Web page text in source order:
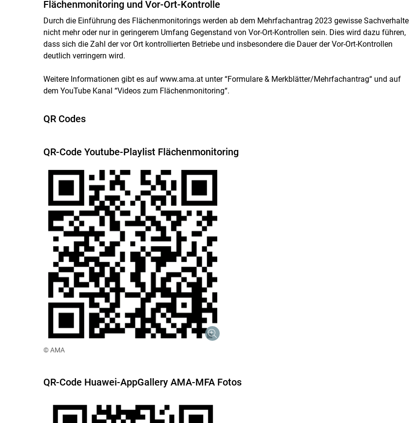
Flächenmonitoring und Vor-Ort-Kontrolle
Durch die Einführung des Flächenmonitorings werden ab dem Mehrfachantrag 2023 gewisse Sachverhalte
nicht mehr oder nur in geringerem Umfang Gegenstand von Vor-Ort-Kontrollen sein. Dies wird dazu führen,
dass sich die Zahl der vor Ort kontrollierten Betriebe und insbesondere die Dauer der Vor-Ort-Kontrollen
deutlich verringern wird.
Weitere Informationen gibt es auf www.ama.at unter “Formulare & Merkblätter/Mehrfachantrag“ und auf
dem YouTube Kanal “Videos zum Flächenmonitoring“.
QR Codes
QR-Code Youtube-Playlist Flächenmonitoring
© AMA
QR-Code Huawei-AppGallery AMA-MFA Fotos